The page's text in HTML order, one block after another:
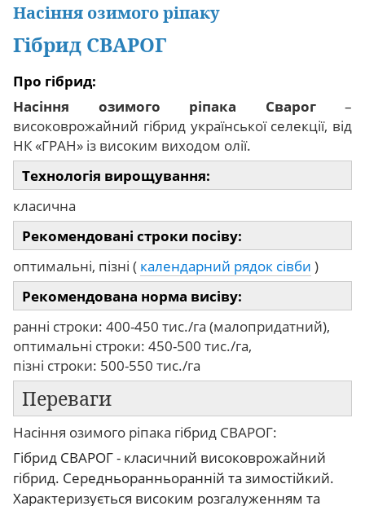
Насіння озимого ріпаку
Гібрид СВАРОГ
Про гібрид:
Насіння озимого ріпака Сварог–
високоврожайний гібрид української селекції, від
НК «ГРАН» із високим виходом олії.
Технологія вирощування:
класична
Рекомендовані строки посіву:
оптимальні, пізні ( календарний рядок сівби )
Рекомендована норма висіву:
ранні строки: 400-450 тис./га (малопридатний),
оптимальні строки: 450-500 тис./га,
пізні строки: 500-550 тис./га
Переваги
Насіння озимого ріпака гібрид СВАРОГ:
Гібрид СВАРОГ - класичний високоврожайний
гібрид. Середньоранньоранній та зимостійкий.
Характеризується високим розгалуженням та